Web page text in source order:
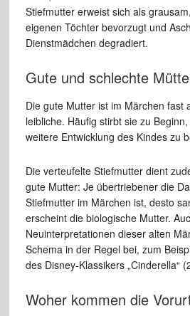
Stiefmutter erweist sich als
eigenen Töchter bevorzugt und
Dienstmädchen degradiert.
Gute und schlechte
Die gute Mutter ist im Märchen fast
leibliche. Häufig stirbt sie zu
weitere Entwicklung des Kindes zu
Die verteufelte Stiefmutter dient
gute Mutter: Je übertriebener die
Stiefmutter im Märchen ist, desto
erscheint die biologische Mutter.
Neuinterpretationen dieser alten
Schema in der Regel bei, zum
des Disney-Klassikers „Cinderella“
Woher kommen die